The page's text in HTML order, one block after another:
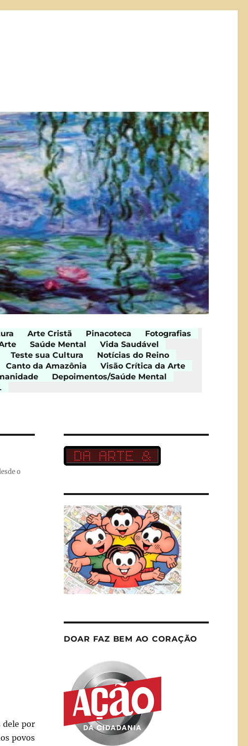
Arte Cristã Pinacoteca
Fotografias
Saúde Mental
Vida Saudável
Teste sua Cultura
Notícias do Reino
Canto da Amazônia
Visão Crítica da Arte
Depoimentos/Saúde Mental
o
dele por
povos
DOAR FAZ BEM AO CORAÇÃO